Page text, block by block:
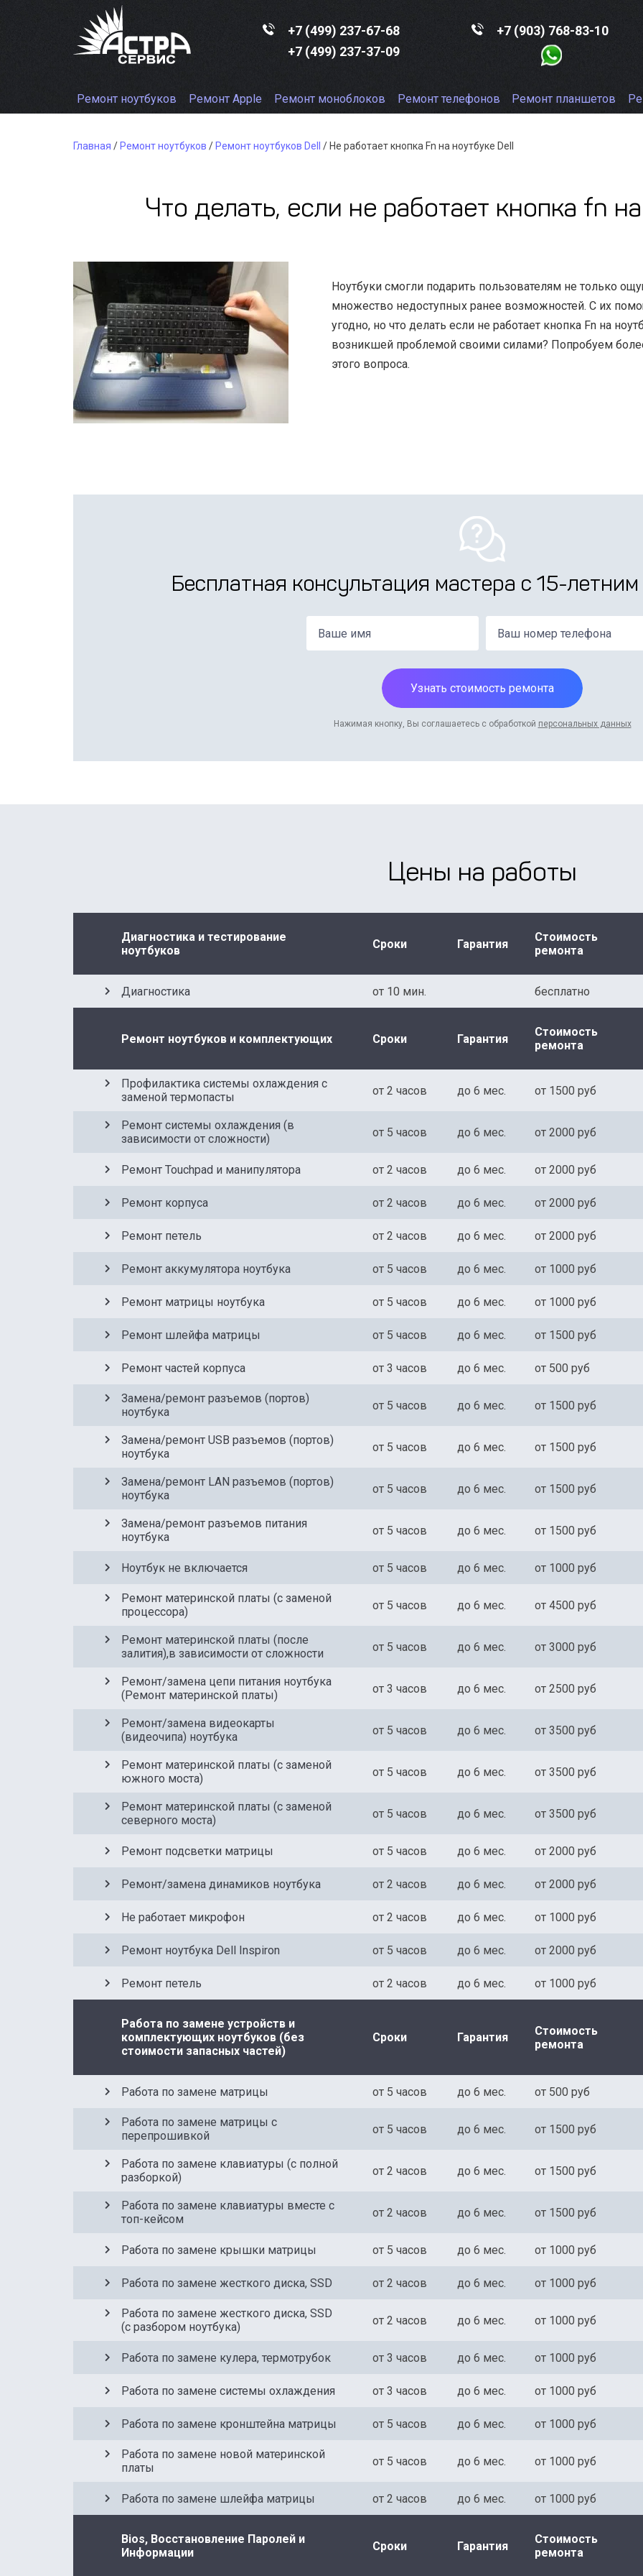
+7 (499) 237-67-68
+7 (499) 237-37-09
+7 (903) 768-83-10
Ремонт ноутбуков Ремонт Apple Ремонт моноблоков Ремонт телефонов Ремонт планшетов
Главная / Ремонт ноутбуков / Ремонт ноутбуков Dell / Не работает кнопка Fn на ноутбуке Dell
Что делать, если не работает кнопка fn
Ноутбуки смогли подарить пользователям не только
множество недоступных ранее возможностей. С их
угодно, но что делать если не работает кнопка Fn на
возникшей проблемой своими силами? Попробуем
этого вопроса.
Бесплатная консультация мастера с 15-
Узнать стоимость ремонта
Нажимая кнопку, Вы соглашаетесь с обработкой персональных данных
Цены на работы
Диагностика и тестирование
ноутбуков
Сроки Гарантия
Стоимость
ремонта
Диагностика от 10 мин. бесплатно
Ремонт ноутбуков и комплектующих Сроки Гарантия
Стоимость
ремонта
Профилактика системы охлаждения с
заменой термопасты
от 2 часов до 6 мес. от 1500 руб
Ремонт системы охлаждения (в
зависимости от сложности)
от 5 часов до 6 мес. от 2000 руб
Ремонт Touchpad и манипулятора от 2 часов до 6 мес. от 2000 руб
Ремонт корпуса от 2 часов до 6 мес. от 2000 руб
Ремонт петель от 2 часов до 6 мес. от 2000 руб
Ремонт аккумулятора ноутбука от 5 часов до 6 мес. от 1000 руб
Ремонт матрицы ноутбука от 5 часов до 6 мес. от 1000 руб
Ремонт шлейфа матрицы от 5 часов до 6 мес. от 1500 руб
Ремонт частей корпуса от 3 часов до 6 мес. от 500 руб
Замена/ремонт разъемов (портов)
ноутбука
от 5 часов до 6 мес. от 1500 руб
Замена/ремонт USB разъемов (портов)
ноутбука
от 5 часов до 6 мес. от 1500 руб
Замена/ремонт LAN разъемов (портов)
ноутбука
от 5 часов до 6 мес. от 1500 руб
Замена/ремонт разъемов питания
ноутбука
от 5 часов до 6 мес. от 1500 руб
Ноутбук не включается от 5 часов до 6 мес. от 1000 руб
Ремонт материнской платы (с заменой
процессора)
от 5 часов до 6 мес. от 4500 руб
Ремонт материнской платы (после
залития),в зависимости от сложности
от 5 часов до 6 мес. от 3000 руб
Ремонт/замена цепи питания ноутбука
(Ремонт материнской платы)
от 3 часов до 6 мес. от 2500 руб
Ремонт/замена видеокарты
(видеочипа) ноутбука
от 5 часов до 6 мес. от 3500 руб
Ремонт материнской платы (с заменой
южного моста)
от 5 часов до 6 мес. от 3500 руб
Ремонт материнской платы (с заменой
северного моста)
от 5 часов до 6 мес. от 3500 руб
Ремонт подсветки матрицы от 5 часов до 6 мес. от 2000 руб
Ремонт/замена динамиков ноутбука от 2 часов до 6 мес. от 2000 руб
Не работает микрофон от 2 часов до 6 мес. от 1000 руб
Ремонт ноутбука Dell Inspiron от 5 часов до 6 мес. от 2000 руб
Ремонт петель от 2 часов до 6 мес. от 1000 руб
Работа по замене устройств и
комплектующих ноутбуков (без
стоимости запасных частей)
Сроки Гарантия
Стоимость
ремонта
Работа по замене матрицы от 5 часов до 6 мес. от 500 руб
Работа по замене матрицы с
перепрошивкой
от 5 часов до 6 мес. от 1500 руб
Работа по замене клавиатуры (с полной
разборкой)
от 2 часов до 6 мес. от 1500 руб
Работа по замене клавиатуры вместе с
топ-кейсом
от 2 часов до 6 мес. от 1500 руб
Работа по замене крышки матрицы от 5 часов до 6 мес. от 1000 руб
Работа по замене жесткого диска, SSD от 2 часов до 6 мес. от 1000 руб
Работа по замене жесткого диска, SSD
(с разбором ноутбука)
от 2 часов до 6 мес. от 1000 руб
Работа по замене кулера, термотрубок от 3 часов до 6 мес. от 1000 руб
Работа по замене системы охлаждения от 3 часов до 6 мес. от 1000 руб
Работа по замене кронштейна матрицы от 5 часов до 6 мес. от 1000 руб
Работа по замене новой материнской
платы
от 5 часов до 6 мес. от 1000 руб
Работа по замене шлейфа матрицы от 2 часов до 6 мес. от 1000 руб
Bios, Восстановление Паролей и
Информации
Сроки Гарантия
Стоимость
ремонта
Бесплатная консультация мастера с
опытом работы
Бесплатная консультация мастера с
опытом работы
Бесплатная консультация мастера с
опытом работы
Заключить договор на
Нажимая кнопку, Вы соглашаетесь с обработкой
Заключить договор на
Нажимая кнопку, Вы соглашаетесь с обработкой